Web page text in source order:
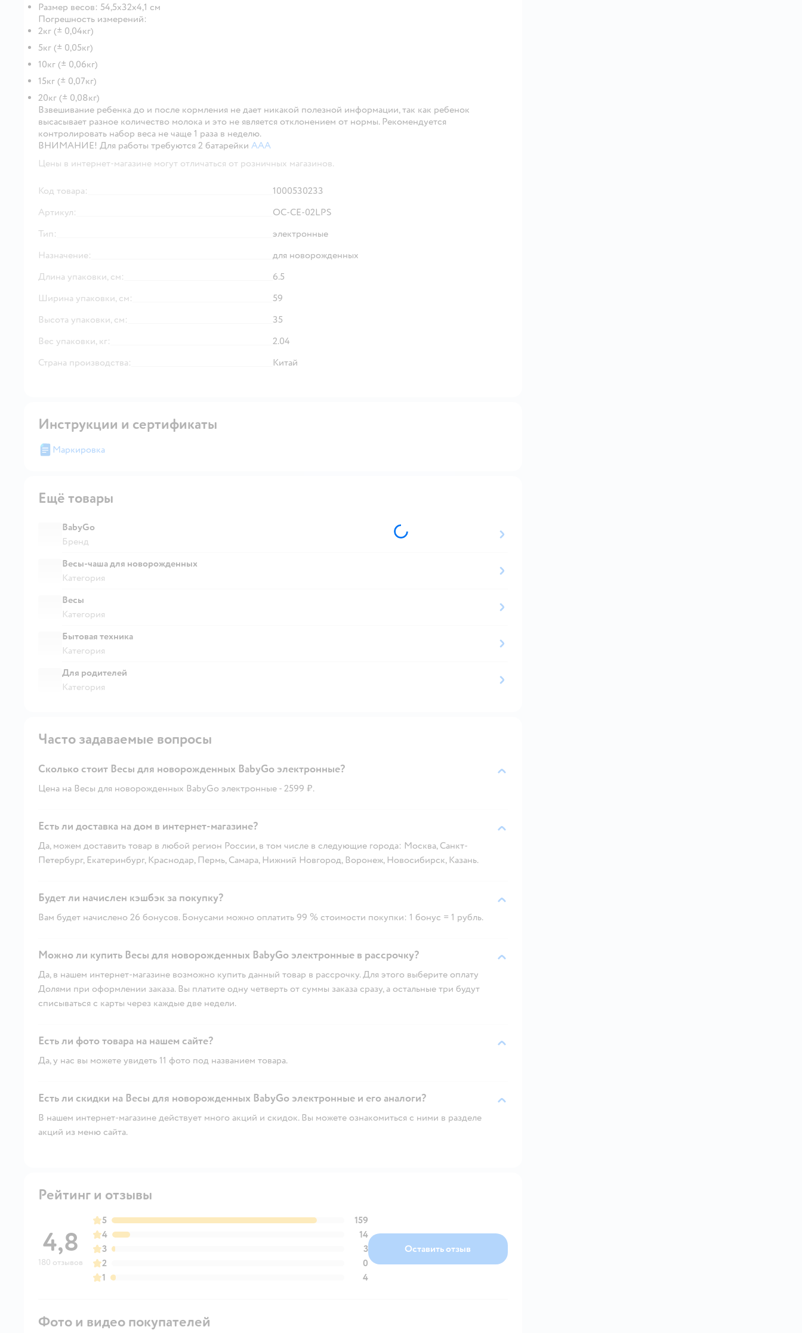
Размер весов: 54,5х32х4,1 см
Погрешность измерений:
2кг (± 0,04кг)
5кг (± 0,05кг)
10кг (± 0,06кг)
15кг (± 0,07кг)
20кг (± 0,08кг)
Взвешивание ребенка до и после кормления не дает никакой полезной информации, так как ребенок
высасывает разное количество молока и это не является отклонением от нормы. Рекомендуется
контролировать набор веса не чаще 1 раза в неделю.
ВНИМАНИЕ! Для работы требуются 2 батарейки ААА
Цены в интернет-магазине могут отличаться от розничных магазинов.
Код товара:
1000530233
Артикул:
OC-CE-02LPS
Тип:
электронные
Назначение:
для новорожденных
Длина упаковки, см:
6.5
Ширина упаковки, см:
59
Высота упаковки, см:
35
Вес упаковки, кг:
2.04
Страна производства:
Китай
Инструкции и сертификаты
Маркировка
Ещё товары
BabyGo
Бренд
Весы-чаша для новорожденных
Категория
Весы
Категория
Бытовая техника
Категория
Для родителей
Категория
Часто задаваемые вопросы
Сколько стоит Весы для новорожденных BabyGo электронные?
Цена на Весы для новорожденных BabyGo электронные - 2599 ₽.
Есть ли доставка на дом в интернет-магазине?
Да, можем доставить товар в любой регион России, в том числе в следующие города: Москва, Санкт-
Петербург, Екатеринбург, Краснодар, Пермь, Самара, Нижний Новгород, Воронеж, Новосибирск, Казань.
Будет ли начислен кэшбэк за покупку?
Вам будет начислено 26 бонусов. Бонусами можно оплатить 99 % стоимости покупки: 1 бонус = 1 рубль.
Можно ли купить Весы для новорожденных BabyGo электронные в рассрочку?
Да, в нашем интернет-магазине возможно купить данный товар в рассрочку. Для этого выберите оплату
Долями при оформлении заказа. Вы платите одну четверть от суммы заказа сразу, а остальные три будут
списываться с карты через каждые две недели.
Есть ли фото товара на нашем сайте?
Да, у нас вы можете увидеть 11 фото под названием товара.
Есть ли скидки на Весы для новорожденных BabyGo электронные и его аналоги?
В нашем интернет-магазине действует много акций и скидок. Вы можете ознакомиться с ними в разделе
акций из меню сайта.
Рейтинг и отзывы
4,8
180 отзывов
5
159
4
14
3
3
2
0
1
4
Оставить отзыв
Фото и видео покупателей